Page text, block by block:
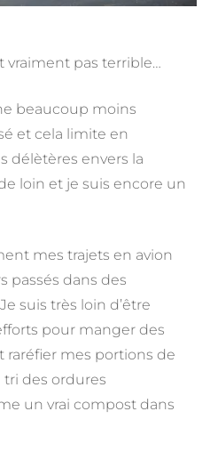
vraiment pas terrible…
beaucoup moins
et cela limite en
délètères envers la
loin et je suis encore un
mes trajets en avion
passés dans des
suis très loin d’être
pour manger des
raréfier mes portions de
tri des ordures
un vrai compost dans